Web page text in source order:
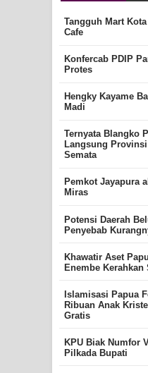
Tangguh Mart
Cafe
Konfercab PDIP
Protes
Hengky Kayame
Madi
Ternyata Blangko
Langsung
Semata
Pemkot Jayapura
Miras
Potensi Daerah
Penyebab
Khawatir Aset
Enembe Kerahkan
Islamisasi Papua
Ribuan Anak
Gratis
KPU Biak Numfor
Pilkada Bupati